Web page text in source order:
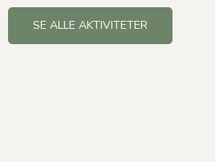
SE ALLE AKTIVITETER